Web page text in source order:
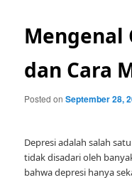
Mengenal
dan Cara
Posted onSeptember 28,
Depresi adalah salah
tidak disadari oleh
bahwa depresi hanya